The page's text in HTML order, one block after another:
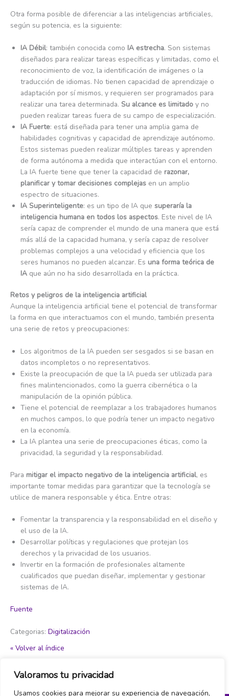
Valoramos tu privacidad
Usamos cookies para mejorar su experiencia de navegación,
Otra forma posible de diferenciar a las inteligencias artificiales,
según su potencia, es la siguiente:
IA Débil: también conocida como IA estrecha. Son sistemas
diseñados para realizar tareas específicas y limitadas, como el
reconocimiento de voz, la identificación de imágenes o la
traducción de idiomas. No tienen capacidad de aprendizaje o
adaptación por sí mismos, y requieren ser programados para
realizar una tarea determinada. Su alcance es limitado y no
pueden realizar tareas fuera de su campo de especialización.
IA Fuerte: está diseñada para tener una amplia gama de
habilidades cognitivas y capacidad de aprendizaje autónomo.
Estos sistemas pueden realizar múltiples tareas y aprenden
de forma autónoma a medida que interactúan con el entorno.
La IA fuerte tiene que tener la capacidad de razonar,
planificar y tomar decisiones complejas en un amplio
espectro de situaciones.
IA Superinteligente: es un tipo de IA que superaría la
inteligencia humana en todos los aspectos. Este nivel de IA
sería capaz de comprender el mundo de una manera que está
más allá de la capacidad humana, y sería capaz de resolver
problemas complejos a una velocidad y eficiencia que los
seres humanos no pueden alcanzar. Es una forma teórica de
IA que aún no ha sido desarrollada en la práctica.
Retos y peligros de la inteligencia artificial
Aunque la inteligencia artificial tiene el potencial de transformar
la forma en que interactuamos con el mundo, también presenta
una serie de retos y preocupaciones:
Los algoritmos de la IA pueden ser sesgados si se basan en
datos incompletos o no representativos.
Existe la preocupación de que la IA pueda ser utilizada para
fines malintencionados, como la guerra cibernética o la
manipulación de la opinión pública.
Tiene el potencial de reemplazar a los trabajadores humanos
en muchos campos, lo que podría tener un impacto negativo
en la economía.
La IA plantea una serie de preocupaciones éticas, como la
privacidad, la seguridad y la responsabilidad.
Para mitigar el impacto negativo de la inteligencia artificial, es
importante tomar medidas para garantizar que la tecnología se
utilice de manera responsable y ética. Entre otras:
Fomentar la transparencia y la responsabilidad en el diseño y
el uso de la IA.
Desarrollar políticas y regulaciones que protejan los
derechos y la privacidad de los usuarios.
Invertir en la formación de profesionales altamente
cualificados que puedan diseñar, implementar y gestionar
sistemas de IA.
Fuente
Categorias: Digitalización
« Volver al índice